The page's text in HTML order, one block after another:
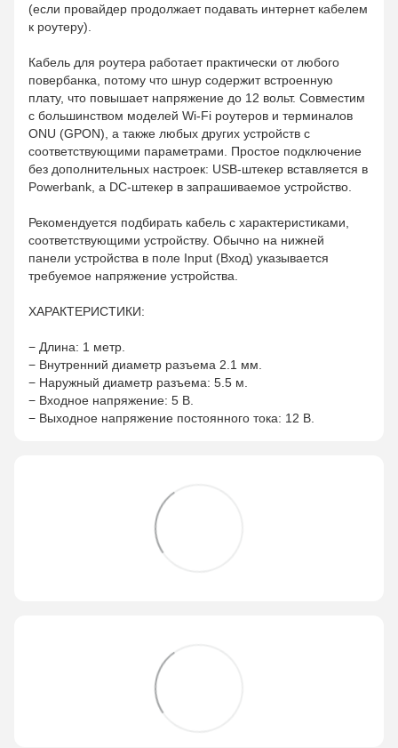
(если провайдер продолжает подавать интернет кабелем
к роутеру).
Кабель для роутера работает практически от любого
повербанка, потому что шнур содержит встроенную
плату, что повышает напряжение до 12 вольт. Совместим
с большинством моделей Wi-Fi роутеров и терминалов
ONU (GPON), а также любых других устройств с
соответствующими параметрами. Простое подключение
без дополнительных настроек: USB-штекер вставляется в
Powerbank, а DC-штекер в запрашиваемое устройство.
Рекомендуется подбирать кабель с характеристиками,
соответствующими устройству. Обычно на нижней
панели устройства в поле Input (Вход) указывается
требуемое напряжение устройства.
ХАРАКТЕРИСТИКИ:
− Длина: 1 метр.
− Внутренний диаметр разъема 2.1 мм.
− Наружный диаметр разъема: 5.5 м.
− Входное напряжение: 5 В.
− Выходное напряжение постоянного тока: 12 В.